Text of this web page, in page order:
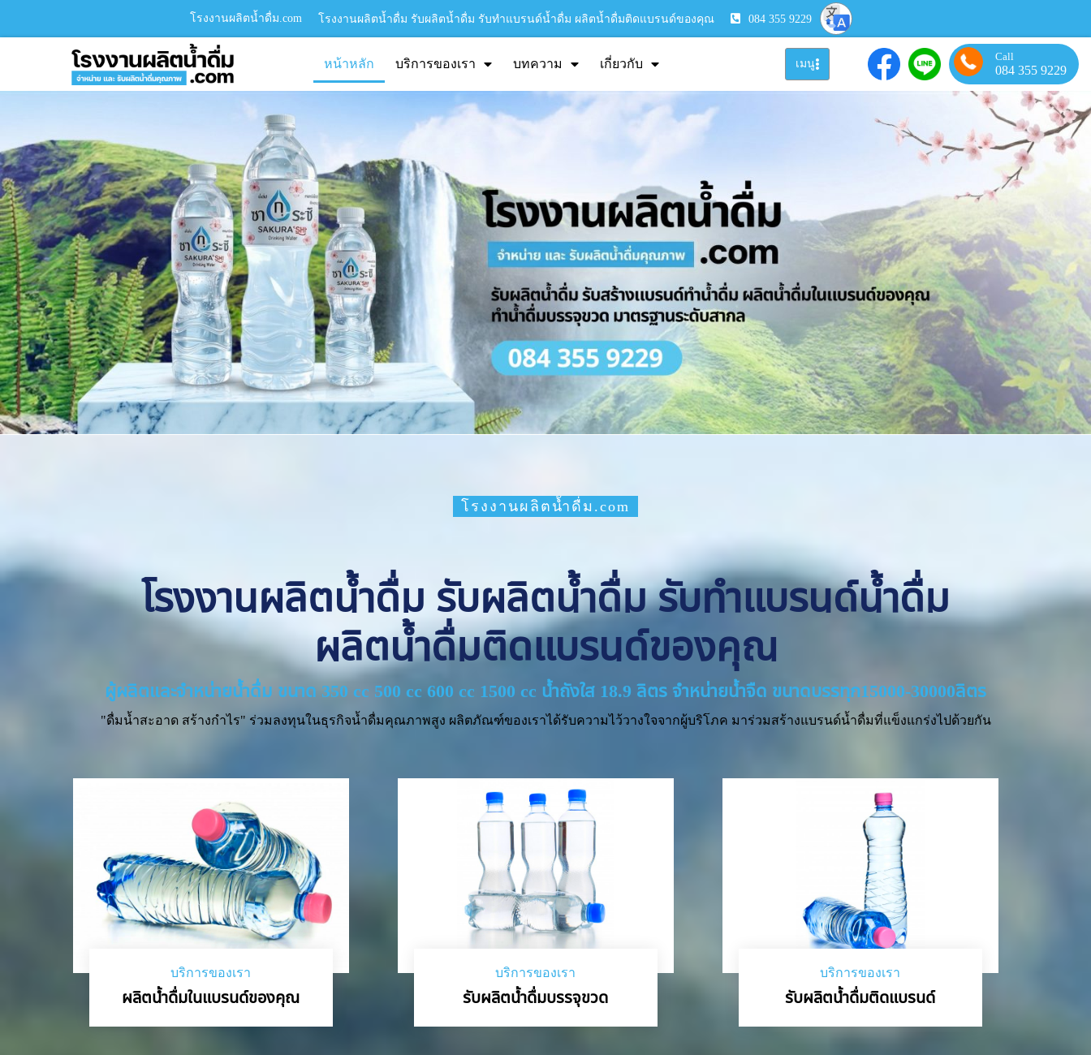
โรงงานผลิตน้ำดื่ม.com โรงงานผลิตน้ำดื่ม รับผลิตน้ำดื่ม รับทำแบรนด์น้ำดื่ม ผลิตน้ำดื่มติดแบรนด์ของคุณ 084 355 9229
หน้าหลัก บริการของเรา บทความ เกี่ยวกับ เมนู
Call
084 355 9229
โรงงานผลิตน้ำดื่ม.com
โรงงานผลิตน้ำดื่ม รับผลิตน้ำดื่ม รับทำแบรนด์น้ำดื่ม
ผลิตน้ำดื่มติดแบรนด์ของคุณ
ผู้ผลิตและจำหน่ายน้ำดื่ม ขนาด 350 cc 500 cc 600 cc 1500 cc น้ำถังใส 18.9 ลิตร จำหน่ายน้ำจืด ขนาดบรรทุก15000-30000ลิตร
"ดื่มน้ำสะอาด สร้างกำไร" ร่วมลงทุนในธุรกิจน้ำดื่มคุณภาพสูง ผลิตภัณฑ์ของเราได้รับความไว้วางใจจากผู้บริโภค มาร่วมสร้างแบรนด์น้ำดื่มที่แข็งแกร่งไปด้วยกัน
บริการของเรา
ผลิตน้ำดื่มในแบรนด์ของคุณ
บริการของเรา
รับผลิตน้ำดื่มบรรจุขวด
บริการของเรา
รับผลิตน้ำดื่มติดแบรนด์